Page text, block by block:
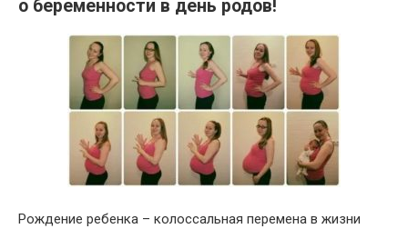
о беременности в день родов!
Рождение ребенка – колоссальная перемена в жизни